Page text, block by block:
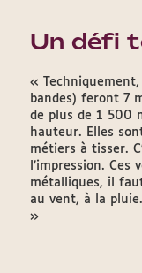
Un défi
«
bandes) feront 7
de plus de 1 500
hauteur. Elles
métiers à tisser.
l’impression. Ces
métalliques, il
au vent, à la
»